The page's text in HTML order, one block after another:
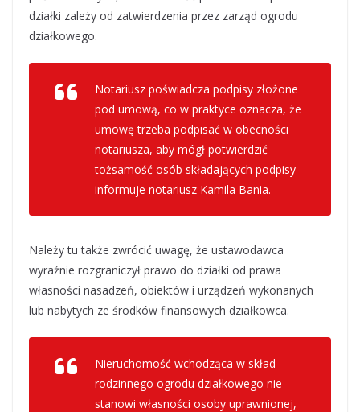
działki zależy od zatwierdzenia przez zarząd ogrodu
działkowego.
Notariusz poświadcza podpisy złożone
pod umową, co w praktyce oznacza, że
umowę trzeba podpisać w obecności
notariusza, aby mógł potwierdzić
tożsamość osób składających podpisy –
informuje notariusz Kamila Bania.
Należy tu także zwrócić uwagę, że ustawodawca
wyraźnie rozgraniczył prawo do działki od prawa
własności nasadzeń, obiektów i urządzeń wykonanych
lub nabytych ze środków finansowych działkowca.
Nieruchomość wchodząca w skład
rodzinnego ogrodu działkowego nie
stanowi własności osoby uprawnionej,